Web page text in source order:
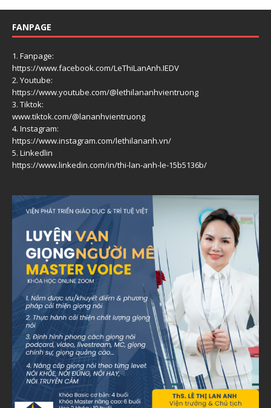
FANPAGE
1. Fanpage:
https://www.facebook.com/LeThiLanAnh.IEDV
2. Youtube:
https://www.youtube.com/@lethilananhvientruong
3. Tiktok:
www.tiktok.com/@lananhvientruong
4. Instagram:
https://www.instagram.com/lethilananh.vn/
5. Linkedlin
https://www.linkedin.com/in/thi-lan-anh-le-15b5136b/